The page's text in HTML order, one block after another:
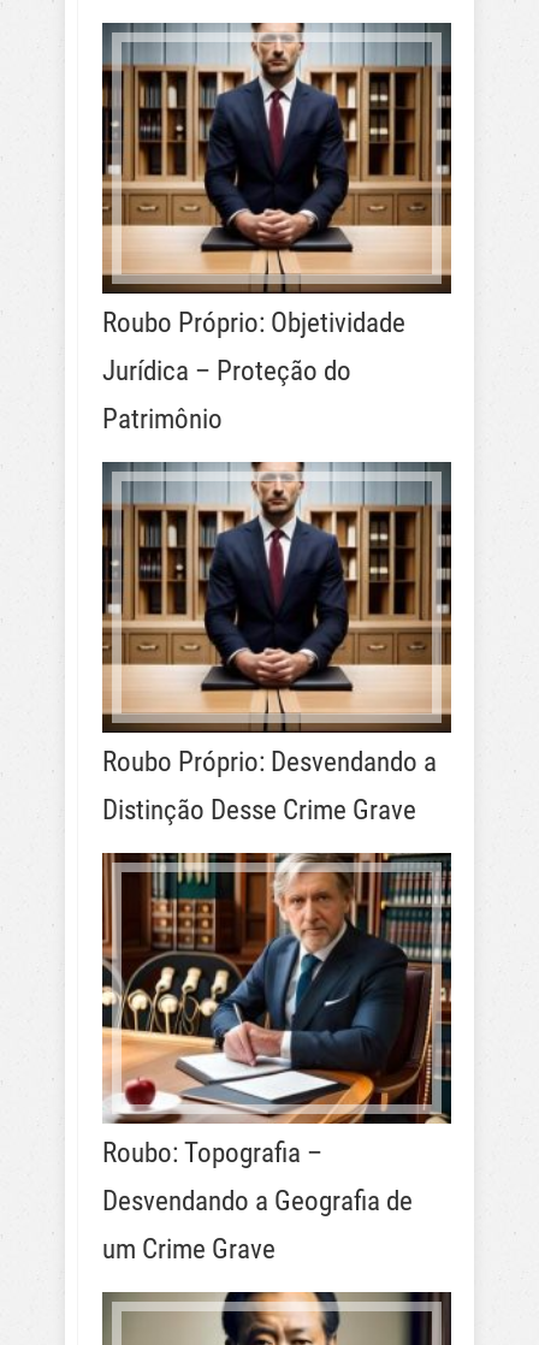
Roubo Próprio: Objetividade
Jurídica – Proteção do
Patrimônio
Roubo Próprio: Desvendando a
Distinção Desse Crime Grave
Roubo: Topografia –
Desvendando a Geografia de
um Crime Grave